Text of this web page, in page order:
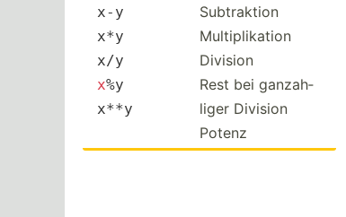
x-y
x*y
x/y
x%y
x**y
Subtra­ktion
Multip­lik­ation
Division
Rest bei ganzah­
liger Division
Potenz